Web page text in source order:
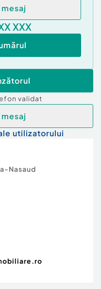
XXX
validat
utilizatorului
Nasaud